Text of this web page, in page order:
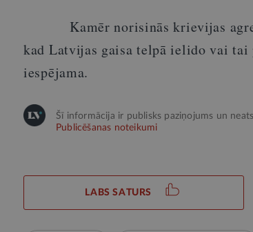
Kamēr norisinās krievijas
kad Latvijas gaisa telpā ielido vai
iespējama.
Šī informācija ir publisks paziņojums un
Publicēšanas noteikumi
LABS SATURS